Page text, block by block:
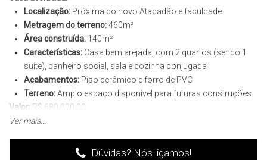
Localização: Próxima do novo Atacadão e faculdade
Metragem do terreno:460m²
Área construída: 140m²
Características: Casa bem arejada, com 2 quartos (sendo 1
suíte), banheiro social, sala e cozinha conjugada
Acabamentos: Piso cerâmico e forro de PVC
Terreno:Amplo espaço disponível para futuras construções
Valor: R$ 680.000,00
Aceita proposta, veículo e apartamento em Cuiabá!
Observação: Esta proposta está sujeita a alteração, verifique a
Ver mais...
Dúvidas? Nós ligamos!